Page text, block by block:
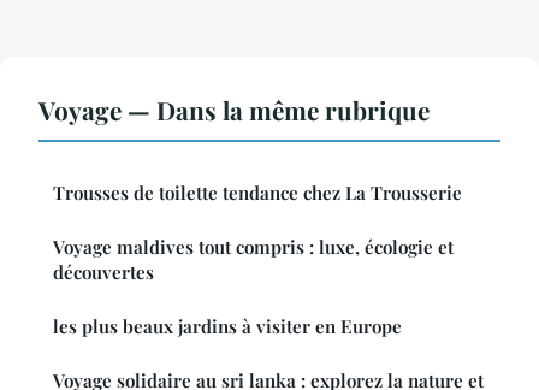
Voyage — Dans la même rubrique
Trousses de toilette tendance chez La Trousserie
Voyage maldives tout compris : luxe, écologie et
découvertes
les plus beaux jardins à visiter en Europe
Voyage solidaire au sri lanka : explorez la nature et